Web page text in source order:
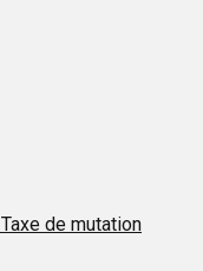
Taxe de mutation